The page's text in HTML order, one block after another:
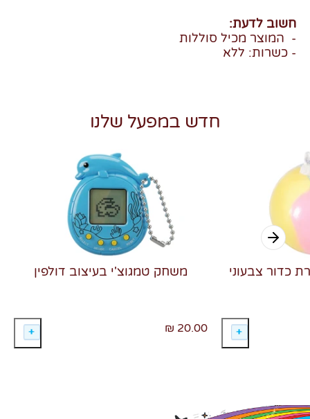
חשוב לדעת:
- המוצר מכיל סוללות
- כשרות: ללא
חדש במפעל שלנו
משחק טמגוצ'י בעיצוב דולפין
20.00 ₪
כדור צבעוני